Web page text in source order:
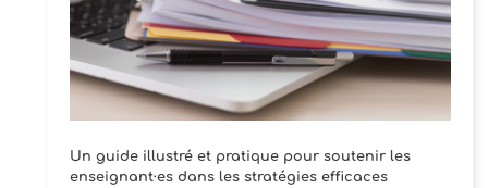
Un guide illustré et pratique pour soutenir les
enseignant·es dans les stratégies efficaces